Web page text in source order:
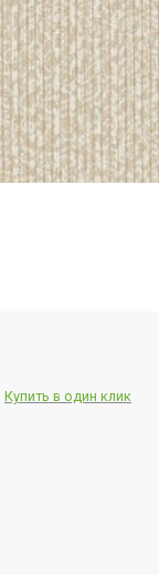
Купить в один клик